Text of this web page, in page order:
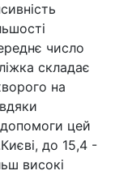
число
складає
на
допомоги цей
до 15,4 -
високі